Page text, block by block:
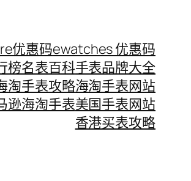
优惠码ewatches 优惠码
榜名表百科手表品牌大全
淘手表攻略海淘手表网站
逊海淘手表美国手表网站
香港买表攻略